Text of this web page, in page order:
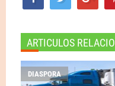
ARTICULOS
DIASPORA